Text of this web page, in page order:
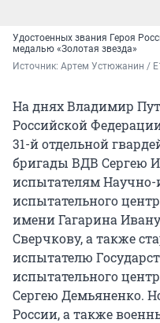
Удостоенных звания Героя
медалью «Золотая звезда»
Источник: Артем Устюжанин /
На днях Владимир
Российской
31-й отдельной
бригады ВДВ Сергею
испытателям Научно-
испытательного
имени Гагарина
Сверчкову, а также
испытателю
испытательного
Сергею Демьяненко.
России, а также